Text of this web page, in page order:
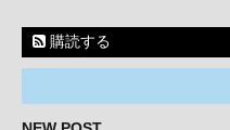
購読する